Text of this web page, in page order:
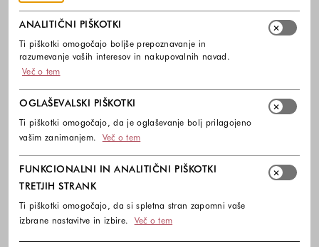
ANALITIČNI PIŠKOTKI
Ti piškotki omogočajo boljše prepoznavanje in
razumevanje vaših interesov in nakupovalnih navad.
Več o tem
OGLAŠEVALSKI PIŠKOTKI
Ti piškotki omogočajo, da je oglaševanje bolj prilagojeno
vašim zanimanjem.
Več o tem
FUNKCIONALNI IN ANALITIČNI PIŠKOTKI
TRETJIH STRANK
Ti piškotki omogočajo, da si spletna stran zapomni vaše
izbrane nastavitve in izbire.
Več o tem